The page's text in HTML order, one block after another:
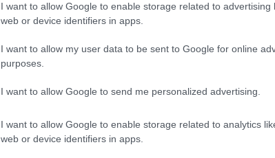
I want to allow Google to enable storage related to advertising
web or device identifiers in apps.
I want to allow my user data to be sent to Google for online
purposes.
I want to allow Google to send me personalized advertising.
I want to allow Google to enable storage related to analytics
web or device identifiers in apps.